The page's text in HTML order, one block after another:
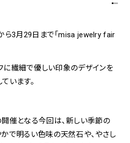
MoN Park Cafe by Spiral
MoN Shop by Spiral
ら3月29日まで「misa jewelry fair
に繊細で優しい印象のデザインを
います。
催となる今回は、新しい季節の
で明るい色味の天然石や、やさし